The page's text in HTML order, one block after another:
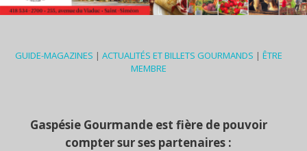
GUIDE-MAGAZINES | ACTUALITÉS ET BILLETS GOURMANDS | ÊTRE
MEMBRE
Gaspésie Gourmande est fière de pouvoir
compter sur ses partenaires :